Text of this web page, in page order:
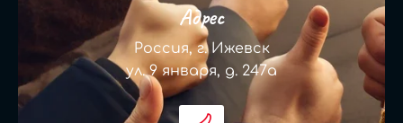
Адрес
Россия, г. Ижевск
ул. 9 января, д. 247а